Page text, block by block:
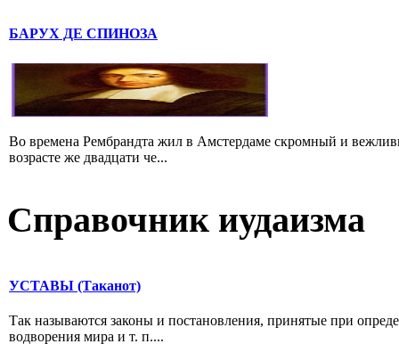
БАРУХ ДЕ СПИНОЗА
Во времена Рембрандта жил в Амстердаме скромный и
возрасте же двадцати че...
Справочник иудаизма
УСТАВЫ (Таканот)
Так называются законы и постановления, принятые при
водворения мира и т. п....